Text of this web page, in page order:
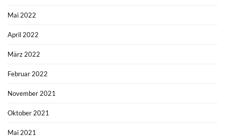
Mai 2022
April 2022
März 2022
Februar 2022
November 2021
Oktober 2021
Mai 2021